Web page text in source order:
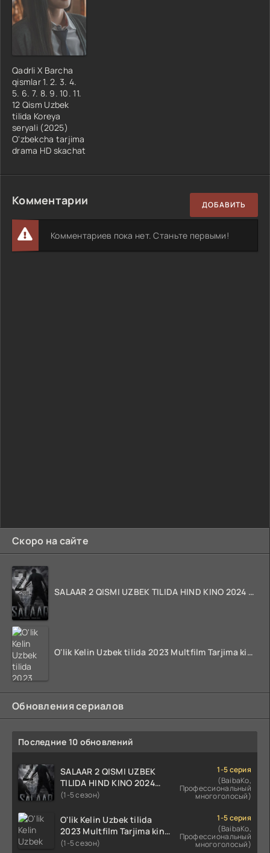
Скоро на сайте
SALAAR 2 QISMI UZBEK TILIDA HIND KINO 2024 TARJIMA 720p HD Skachat
O'lik Kelin Uzbek tilida 2023 Multfilm Tarjima kino skachat
Обновления сериалов
Последние 10 обновлений
SALAAR 2 QISMI UZBEK
TILIDA HIND KINO 2024
TARJIMA 720p HD Skachat
(1-5 сезон)
1-5 серия
(BaibaKo,
Профессиональный
многоголосый)
O'lik Kelin Uzbek tilida
2023 Multfilm Tarjima kino
skachat
(1-5 сезон)
1-5 серия
(BaibaKo,
Профессиональный
многоголосый)
Qadrli X Barcha
qismlar 1. 2. 3. 4.
5. 6. 7. 8. 9. 10. 11.
12 Qism Uzbek
tilida Koreya
seryali (2025)
O'zbekcha tarjima
drama HD skachat
Комментарии ДОБАВИТЬ
Комментариев пока нет. Станьте первыми!